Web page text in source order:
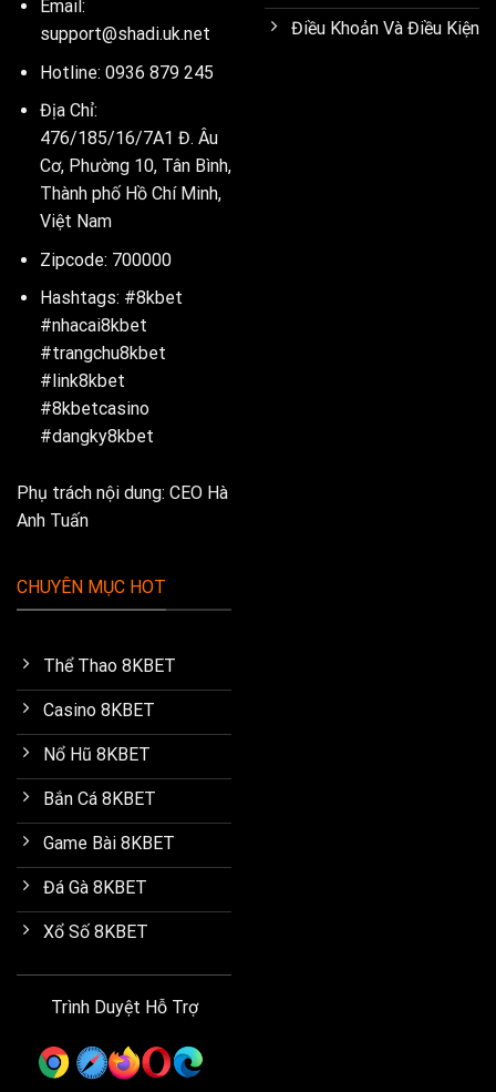
Email:
support@shadi.uk.net
Hotline: 0936 879 245
Địa Chỉ:
476/185/16/7A1 Đ. Âu
Cơ, Phường 10, Tân Bình,
Thành phố Hồ Chí Minh,
Việt Nam
Zipcode: 700000
Hashtags: #8kbet
#nhacai8kbet
#trangchu8kbet
#link8kbet
#8kbetcasino
#dangky8kbet
Phụ trách nội dung: CEO Hà
Anh Tuấn
Điều Khoản Và Điều Kiện
CHUYÊN MỤC HOT
Thể Thao 8KBET
Casino 8KBET
Nổ Hũ 8KBET
Bắn Cá 8KBET
Game Bài 8KBET
Đá Gà 8KBET
Xổ Số 8KBET
Trình Duyệt Hỗ Trợ